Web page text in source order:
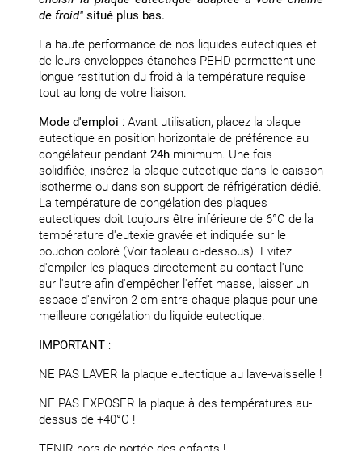
de froid" situé plus bas.
La haute performance de nos liquides eutectiques et
de leurs enveloppes étanches PEHD permettent une
longue restitution du froid à la température requise
tout au long de votre liaison.
Mode d'emploi : Avant utilisation, placez la plaque
eutectique en position horizontale de préférence au
congélateur pendant 24h minimum. Une fois
solidifiée, insérez la plaque eutectique dans le caisson
isotherme ou dans son support de réfrigération dédié.
La température de congélation des plaques
eutectiques doit toujours être inférieure de 6°C de la
température d'eutexie gravée et indiquée sur le
bouchon coloré (Voir tableau ci-dessous). Evitez
d'empiler les plaques directement au contact l'une
sur l'autre afin d'empêcher l'effet masse, laisser un
espace d'environ 2 cm entre chaque plaque pour une
meilleure congélation du liquide eutectique.
IMPORTANT :
NE PAS LAVER la plaque eutectique au lave-vaisselle !
NE PAS EXPOSER la plaque à des températures au-
dessus de +40°C !